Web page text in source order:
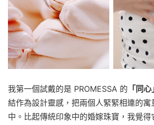
我第一個試戴的是 PROMESSA 的 「同
結作為設計靈感，把兩個人緊緊相連的寓
中。比起傳統印象中的婚嫁珠寶，我覺